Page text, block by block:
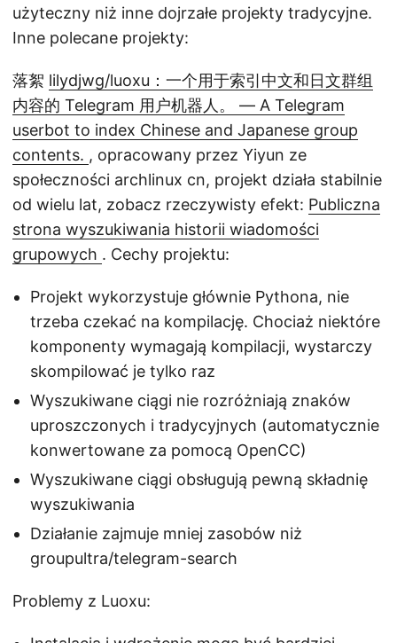
użyteczny niż inne dojrzałe projekty tradycyjne.
Inne polecane projekty:
落絮 lilydjwg/luoxu：一个用于索引中文和日文群组
内容的 Telegram 用户机器人。 — A Telegram
userbot to index Chinese and Japanese group
contents. , opracowany przez Yiyun ze
społeczności archlinux cn, projekt działa stabilnie
od wielu lat, zobacz rzeczywisty efekt: Publiczna
strona wyszukiwania historii wiadomości
grupowych . Cechy projektu:
Projekt wykorzystuje głównie Pythona, nie
trzeba czekać na kompilację. Chociaż niektóre
komponenty wymagają kompilacji, wystarczy
skompilować je tylko raz
Wyszukiwane ciągi nie rozróżniają znaków
uproszczonych i tradycyjnych (automatycznie
konwertowane za pomocą OpenCC)
Wyszukiwane ciągi obsługują pewną składnię
wyszukiwania
Działanie zajmuje mniej zasobów niż
groupultra/telegram-search
Problemy z Luoxu: